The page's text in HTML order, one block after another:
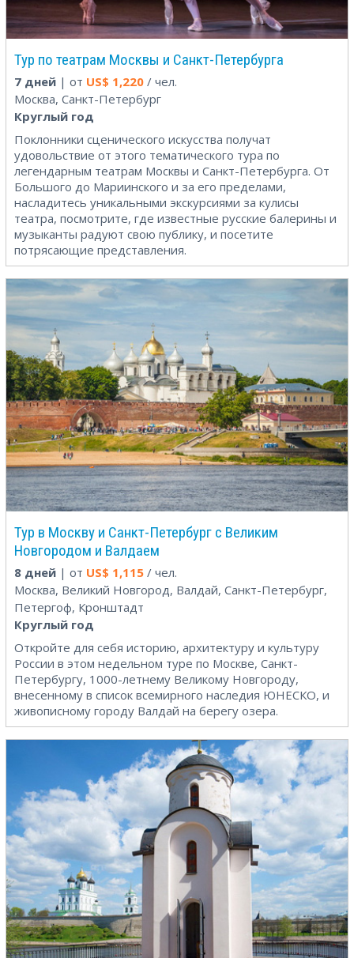
Тур по театрам Москвы и Санкт-Петербурга
7 дней | от US$ 1,220 / чел.
Москва, Санкт-Петербург
Круглый год
Поклонники сценического искусства получат
удовольствие от этого тематического тура по
легендарным театрам Москвы и Санкт-Петербурга. От
Большого до Мариинского и за его пределами,
насладитесь уникальными экскурсиями за кулисы
театра, посмотрите, где известные русские балерины и
музыканты радуют свою публику, и посетите
потрясающие представления.
Тур в Москву и Санкт-Петербург с Великим
Новгородом и Валдаем
8 дней | от US$ 1,115 / чел.
Москва, Великий Новгород, Валдай, Санкт-Петербург,
Петергоф, Кронштадт
Круглый год
Откройте для себя историю, архитектуру и культуру
России в этом недельном туре по Москве, Санкт-
Петербургу, 1000-летнему Великому Новгороду,
внесенному в список всемирного наследия ЮНЕСКО, и
живописному городу Валдай на берегу озера.